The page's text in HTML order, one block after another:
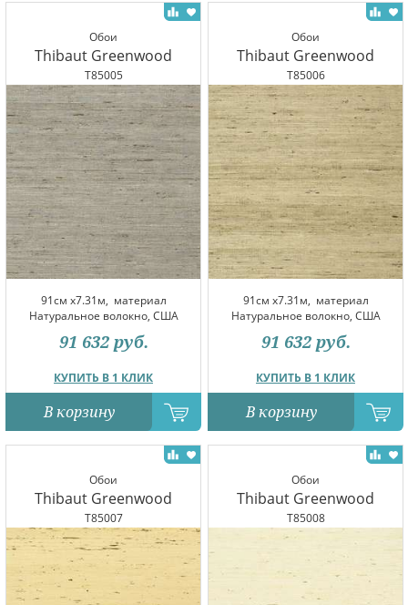
Обои
Thibaut Greenwood
T85005
91см x7.31м, материал
Натуральное волокно, США
КУПИТЬ В 1 КЛИК
91 632 руб.
В корзину
Обои
Thibaut Greenwood
T85006
91см x7.31м, материал
Натуральное волокно, США
КУПИТЬ В 1 КЛИК
91 632 руб.
В корзину
Обои
Thibaut Greenwood
T85007
Обои
Thibaut Greenwood
T85008